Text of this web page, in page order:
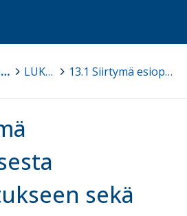
Ulvilan kaupungin perusopetuksen opetussuunnitelma 2016 > LUKU 13 Vuosiluokat 1-2 > 13.1 Siirtymä esiopetuksesta perusopetukseen sekä vuosiluokkien 1-2 tehtävä
sekä